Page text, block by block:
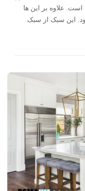
علاوه بر این ها
این سبک از سبک